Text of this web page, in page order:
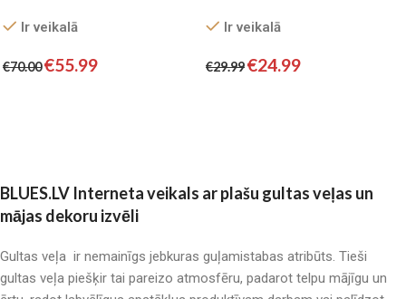
Ir veikalā
€70.00€55.99
Ir veikalā
€29.99€24.99
BLUES.LV Interneta veikals ar plašu gultas veļas un
mājas dekoru izvēli
Gultas veļa ir nemainīgs jebkuras guļamistabas atribūts. Tieši
gultas veļa piešķir tai pareizo atmosfēru, padarot telpu mājīgu un